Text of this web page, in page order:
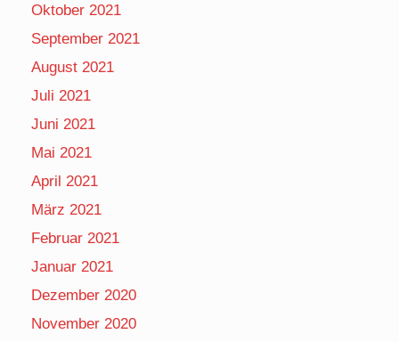
Oktober 2021
September 2021
August 2021
Juli 2021
Juni 2021
Mai 2021
April 2021
März 2021
Februar 2021
Januar 2021
Dezember 2020
November 2020